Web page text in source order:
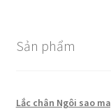
Sản phẩm
Lắc chân Ngôi sao